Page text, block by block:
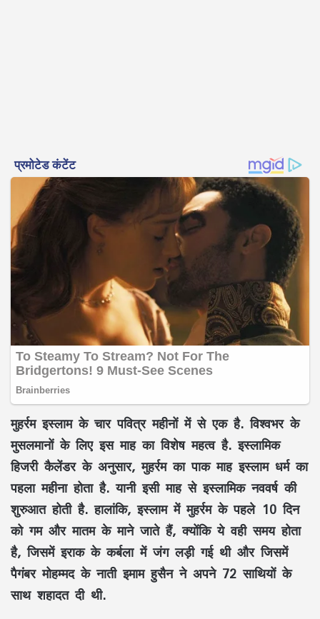
मुहर्रम इस्लाम के चार पवित्र महीनों में से एक है. विश्वभर के
मुसलमानों के लिए इस माह का विशेष महत्व है. इस्लामिक
हिजरी कैलेंडर के अनुसार, मुहर्रम का पाक माह इस्लाम धर्म का
पहला महीना होता है. यानी इसी माह से इस्लामिक नववर्ष की
शुरुआत होती है. हालांकि, इस्लाम में मुहर्रम के पहले 10 दिन
को गम और मातम के माने जाते हैं, क्योंकि ये वही समय होता
है, जिसमें इराक के कर्बला में जंग लड़ी गई थी और जिसमें
पैगंबर मोहम्मद के नाती इमाम हुसैन ने अपने 72 साथियों के
साथ शहादत दी थी.